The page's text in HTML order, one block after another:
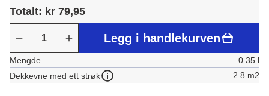
Totalt: kr 79,95
Legg i handlekurven
Mengde
0.35 l
Dekkevne med ett strøk
2.8 m2